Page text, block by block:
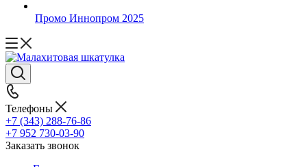
Промо Иннопром 2025
Телефоны
+7 (343) 288-76-86
+7 952 730-03-90
Заказать звонок